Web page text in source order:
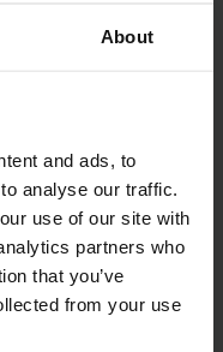
About
and ads, to
analyse our traffic.
use of our site with
partners who
that you’ve
from your use
työstökeskus,
työstö ,CNC-
,
koneistus